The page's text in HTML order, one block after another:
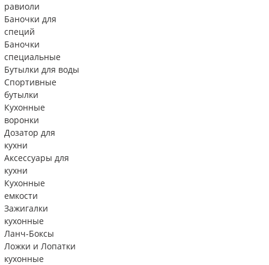
равиоли
Баночки для
специй
Баночки
специальные
Бутылки для воды
Спортивные
бутылки
Кухонные
воронки
Дозатор для
кухни
Аксессуары для
кухни
Кухонные
емкости
Зажигалки
кухонные
Ланч-Боксы
Ложки и Лопатки
кухонные